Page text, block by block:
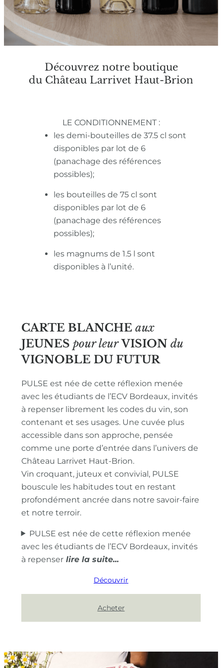
Découvrez notre boutique
du Château Larrivet Haut-Brion
LE CONDITIONNEMENT :
les demi-bouteilles de 37.5 cl sont
disponibles par lot de 6
(panachage des références
possibles);
les bouteilles de 75 cl sont
disponibles par lot de 6
(panachage des références
possibles);
les magnums de 1.5 l sont
disponibles à l’unité.
CARTE BLANCHE aux
JEUNES pour leur VISION du
VIGNOBLE DU FUTUR
PULSE est née de cette réflexion menée
avec les étudiants de l’ECV Bordeaux, invités
à repenser librement les codes du vin, son
contenant et ses usages. Une cuvée plus
accessible dans son approche, pensée
comme une porte d’entrée dans l’univers de
Château Larrivet Haut-Brion.
Vin croquant, juteux et convivial, PULSE
bouscule les habitudes tout en restant
profondément ancrée dans notre savoir-faire
et notre terroir.
PULSE est née de cette réflexion menée
avec les étudiants de l’ECV Bordeaux, invités
à repenser
Découvrir
Acheter